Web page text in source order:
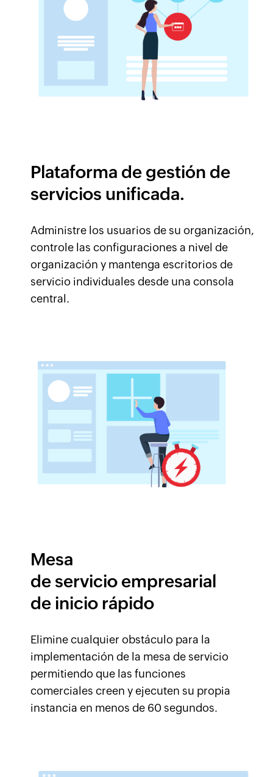
Plataforma de gestión de
servicios unificada.
Administre los usuarios de su organización,
controle las configuraciones a nivel de
organización y mantenga escritorios de
servicio individuales desde una consola
central.
Mesa
de servicio empresarial
de inicio rápido
Elimine cualquier obstáculo para la
implementación de la mesa de servicio
permitiendo que las funciones
comerciales creen y ejecuten su propia
instancia en menos de 60 segundos.